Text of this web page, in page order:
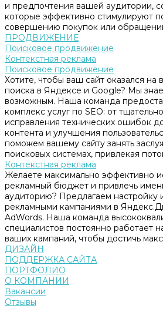
и предпочтения вашей аудитории,
которые эффективно стимулируют
совершению покупок или
ПРОДВИЖЕНИЕ
Поисковое продвижение
Контекстная реклама
Поисковое продвижение
Хотите, чтобы ваш сайт оказался на
поиска в Яндексе и Google? Мы
возможным. Наша команда
комплекс услуг по SEO: от
исправления технических ошибок
контента и улучшения
поможем вашему сайту занять
поисковых системах, привлекая
Контекстная реклама
Желаете максимально эффективно
рекламный бюджет и привлечь
аудиторию? Предлагаем настройку
рекламными кампаниями в
AdWords. Наша команда
специалистов постоянно работает
ваших кампаний, чтобы достичь
ДИЗАЙН
ПОДДЕРЖКА САЙТА
ПОРТФОЛИО
О КОМПАНИИ
Вакансии
Отзывы